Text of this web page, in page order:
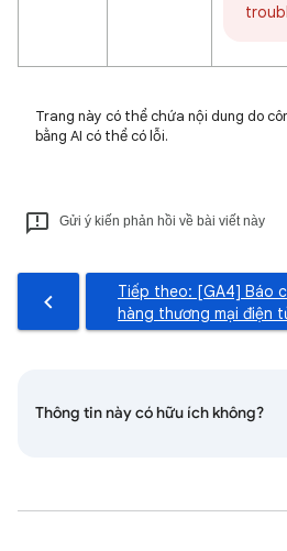
Trang này có thể chứa nội dung do
bằng AI có thể có lỗi.
Gửi ý kiến phản hồi về bài viết này
Tiếp theo: [GA4] Báo
hàng thương mại điện
Thông tin này có hữu ích không?